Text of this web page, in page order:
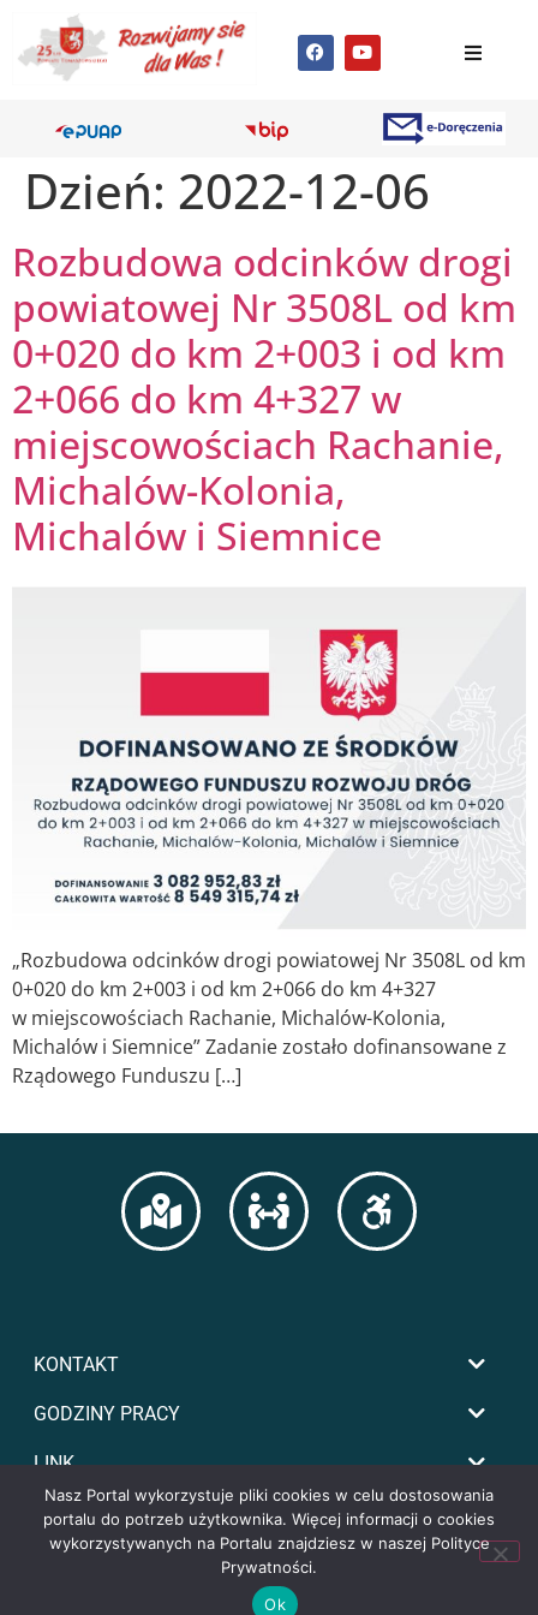
Dzień: 2022-12-06
Rozbudowa odcinków drogi
powiatowej Nr 3508L od km
0+020 do km 2+003 i od km
2+066 do km 4+327 w
miejscowościach Rachanie,
Michalów-Kolonia,
Michalów i Siemnice
„Rozbudowa odcinków drogi powiatowej Nr 3508L od km
0+020 do km 2+003 i od km 2+066 do km 4+327
w miejscowościach Rachanie, Michalów-Kolonia,
Michalów i Siemnice” Zadanie zostało dofinansowane z
Rządowego Funduszu […]
KONTAKT
GODZINY PRACY
LINK
Nasz Portal wykorzystuje pliki cookies w celu dostosowania
portalu do potrzeb użytkownika. Więcej informacji o cookies
wykorzystywanych na Portalu znajdziesz w naszej Polityce
Prywatności.
Ok